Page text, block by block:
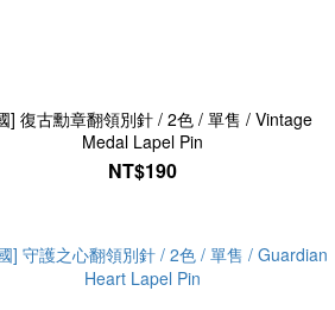
] 復古勳章翻領別針 / 2色 / 單售 / Vintage
Medal Lapel Pin
NT$190